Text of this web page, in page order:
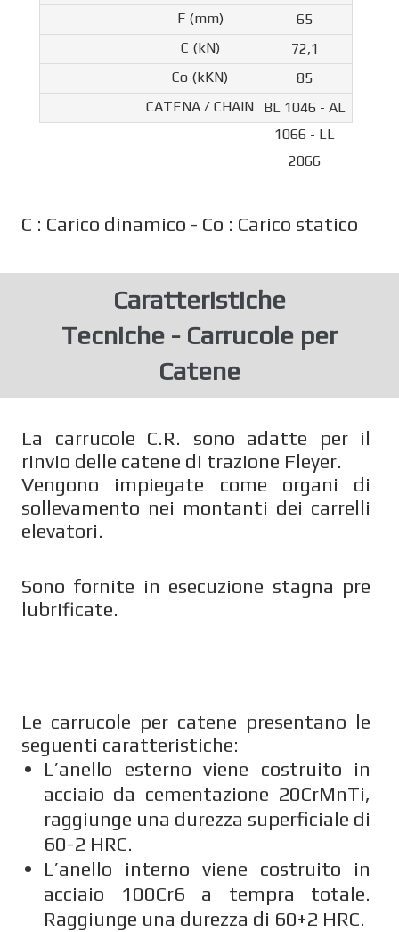
65
72,1
85
BL 1046 - AL
1066 - LL
2066
C : Carico dinamico - Co : Carico statico
Caratteristiche
Tecniche - Carrucole per
Catene
La carrucole C.R. sono adatte per il
rinvio delle catene di trazione Fleyer.
Vengono impiegate come organi di
sollevamento nei montanti dei carrelli
elevatori.
Sono fornite in esecuzione stagna pre
lubrificate.
Le carrucole per catene presentano le
seguenti caratteristiche:
L’anello esterno viene costruito in
acciaio da cementazione 20CrMnTi,
raggiunge una durezza superficiale di
60-2 HRC.
L’anello interno viene costruito in
acciaio 100Cr6 a tempra totale.
Raggiunge una durezza di 60+2 HRC.